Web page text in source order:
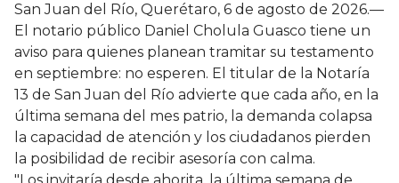
San Juan del Río, Querétaro, 6 de agosto de 2026.—
El notario público Daniel Cholula Guasco tiene un
aviso para quienes planean tramitar su testamento
en septiembre: no esperen. El titular de la Notaría
13 de San Juan del Río advierte que cada año, en la
última semana del mes patrio, la demanda colapsa
la capacidad de atención y los ciudadanos pierden
la posibilidad de recibir asesoría con calma.